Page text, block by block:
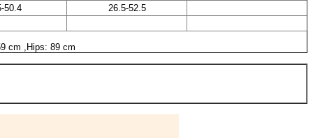
50.4 26.5-52.5
cm ,Hips: 89 cm